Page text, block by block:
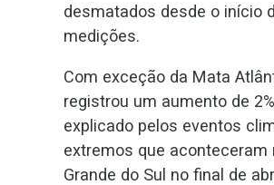
desmatados desde o início
medições.
Com exceção da Mata
registrou um aumento de
explicado pelos eventos
extremos que aconteceram
Grande do Sul no final de